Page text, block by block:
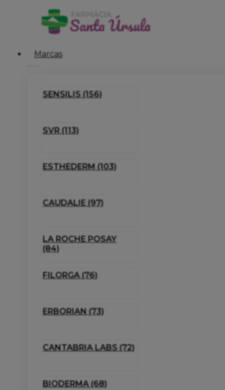
Marcas
SENSILIS (156)
SVR (113)
ESTHEDERM (103)
CAUDALIE (97)
LA ROCHE POSAY
(84)
FILORGA (76)
ERBORIAN (73)
CANTABRIA LABS (72)
BIODERMA (68)